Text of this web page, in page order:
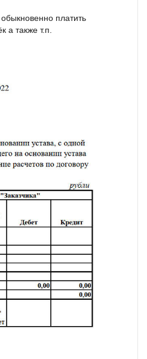
платить
а также т.п.